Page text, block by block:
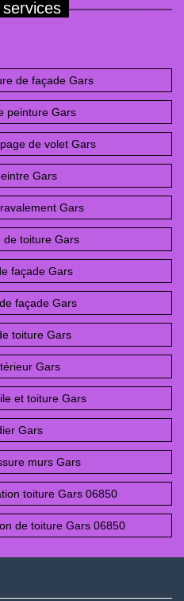
de façade Gars
peinture Gars
de volet Gars
Gars
Gars
de toiture Gars
façade Gars
façade Gars
toiture Gars
Gars
et toiture Gars
Gars
murs Gars
toiture Gars 06850
de toiture Gars 06850